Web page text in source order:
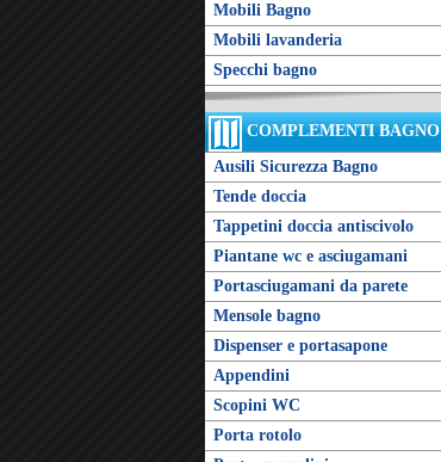
Mobili Bagno
Mobili lavanderia
Specchi bagno
COMPLEMENTI BAGNO
Ausili Sicurezza Bagno
Tende doccia
Tappetini doccia antiscivolo
Piantane wc e asciugamani
Portasciugamani da parete
Mensole bagno
Dispenser e portasapone
Appendini
Scopini WC
Porta rotolo